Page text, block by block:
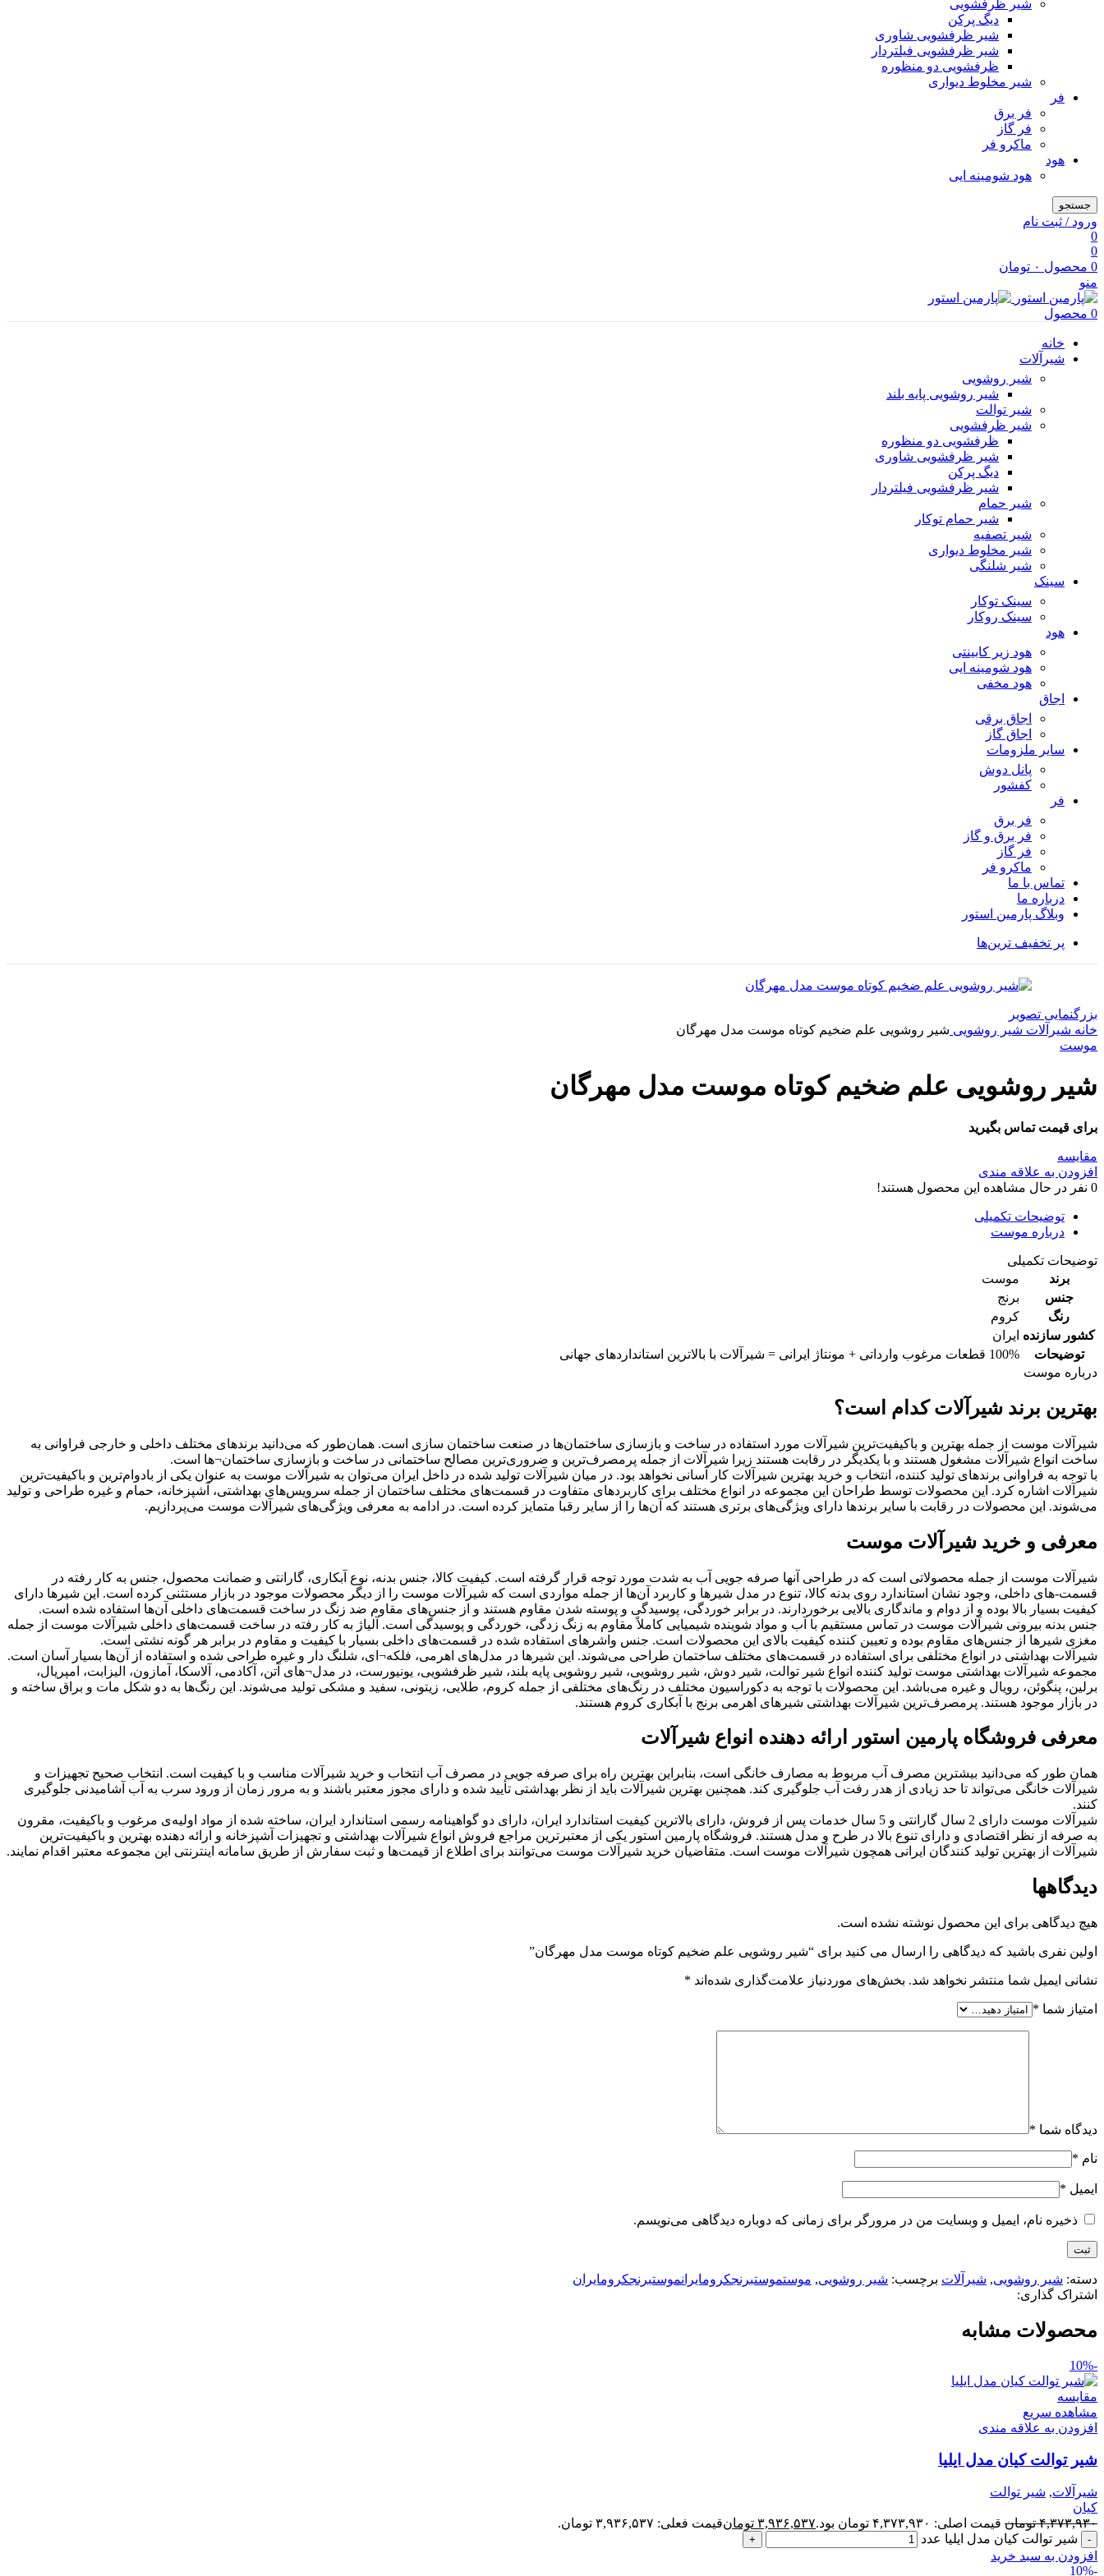
شیر ظرفشویی
دیگ پرکن
شیر ظرفشویی شاوری
شیر ظرفشویی فیلتردار
ظرفشویی دو منظوره
شیر مخلوط دیواری
فر
فر برق
فر گاز
ماكرو فر
هود
هود شومینه ایی
جستجو
ورود / ثبت نام
0
0
0 محصول ۰ تومان
منو
0 محصول
خانه
شیرآلات
شیر روشویی
شیر روشویی پایه بلند
شیر توالت
شیر ظرفشویی
ظرفشویی دو منظوره
شیر ظرفشویی شاوری
دیگ پرکن
شیر ظرفشویی فیلتردار
شیر حمام
شیر حمام توکار
شیر تصفیه
شیر مخلوط دیواری
شیر شلنگی
سینک
سینک توکار
سینک روکار
هود
هود زیر كابینتی
هود شومینه ایی
هود مخفى
اجاق
اجاق برقى
اجاق گاز
سایر ملزومات
پانل دوش
کفشور
فر
فر برق
فر برق و گاز
فر گاز
ماكرو فر
تماس با ما
درباره ما
وبلاگ پارمین استور
پر تخفیف ترین‌ها
بزرگنمایی تصویر
خانه شیرآلات شیر روشویی شیر روشویی علم ضخیم کوتاه موست مدل مهرگان
موست
شیر روشویی علم ضخیم کوتاه موست مدل مهرگان
برای قیمت تماس بگیرید
مقایسه
افزودن به علاقه مندی
0 نفر در حال مشاهده این محصول هستند!
توضیحات تکمیلی
درباره موست
توضیحات تکمیلی
برند
موست
جنس
برنج
رنگ
کروم
کشور سازنده ایران
توضیحات
100% قطعات مرغوب وارداتی + مونتاژ ایرانی = شیرآلات با بالاترین استانداردهای جهانی
درباره موست
بهترین برند شیرآلات کدام است؟
شیرآلات موست از جمله بهترین و باکیفیت‌ترین شیرآلات مورد استفاده در ساخت و بازسازی ساختمان‌ها در صنعت ساختمان سازی است. همان‌طور که می‌دانید برندهای مختلف داخلی و خارجی فراوانی به
ساخت انواع شیرآلات مشغول هستند و با یکدیگر در رقابت هستند زیرا شیرآلات از جمله پرمصرف‌ترین و ضروری‌ترین مصالح ساختمانی در ساخت و بازسازی ساختمان¬ها است.
با توجه به فراوانی برندهای تولید کننده، انتخاب و خرید بهترین شیرآلات کار آسانی نخواهد بود. در میان شیرآلات تولید شده در داخل ایران می‌توان به شیرآلات موست به عنوان یکی از بادوام‌ترین و باکیفیت‌ترین
شیرآلات اشاره کرد. این محصولات توسط طراحان این مجموعه در انواع مختلف برای کاربردهای متفاوت در قسمت‌های مختلف ساختمان از جمله سرویس‌های بهداشتی، آشپزخانه، حمام و غیره طراحی و تولید
می‌شوند. این محصولات در رقابت با سایر برندها دارای ویژگی‌های برتری هستند که آن‌ها را از سایر رقبا متمایز کرده است. در ادامه به معرفی ویژگی‌های شیرآلات موست می‌پردازیم.
معرفی و خرید شیرآلات موست
شیرآلات موست از جمله محصولاتی است که در طراحی آنها صرفه جویی آب به شدت مورد توجه قرار گرفته است. کیفیت کالا، جنس بدنه، نوع آبکاری، گارانتی و ضمانت محصول، جنس به کار رفته در
قسمت-های داخلی، وجود نشان استاندارد روی بدنه کالا، تنوع در مدل شیرها و کاربرد آن‌ها از جمله مواردی است که شیرآلات موست را از دیگر محصولات موجود در بازار مستثنی کرده است. این شیرها دارای
کیفیت بسیار بالا بوده و از دوام و ماندگاری بالایی برخوردارند. در برابر خوردگی، پوسیدگی و پوسته شدن مقاوم هستند و از جنس‌های مقاوم ضد زنگ در ساخت قسمت‌های داخلی آن‌ها استفاده شده است.
جنس بدنه بیرونی شیرآلات موست در تماس مستقیم با آب و مواد شوینده شیمیایی کاملاً مقاوم به زنگ زدگی، خوردگی و پوسیدگی است. آلیاژ به کار رفته در ساخت قسمت‌های داخلی شیرآلات موست از جمله
مغزی شیرها از جنس‌های مقاوم بوده و تعیین کننده کیفیت بالای این محصولات است. جنس واشرهای استفاده شده در قسمت‌های داخلی بسیار با کیفیت و مقاوم در برابر هر گونه نشتی است.
شیرآلات بهداشتی در انواع مختلفی برای استفاده در قسمت‌های مختلف ساختمان طراحی می‌شوند. این شیرها در مدل‌های اهرمی، فلکه¬ای، شلنگ دار و غیره طراحی شده و استفاده از آن‌ها بسیار آسان است.
مجموعه شیرآلات بهداشتی موست تولید کننده انواع شیر توالت، شیر دوش، شیر روشویی، شیر روشویی پایه بلند، شیر ظرفشویی، یونیورست، در مدل¬های آتن، آکادمی، آلاسکا، آمازون، الیزابت، امپریال،
برلین، پنگوئن، رویال و غیره می‌باشد. این محصولات با توجه به دکوراسیون مختلف در رنگ‌های مختلفی از جمله کروم، طلایی، زیتونی، سفید و مشکی تولید می‌شوند. این رنگ‌ها به دو شکل مات و براق ساخته و
در بازار موجود هستند. پرمصرف‌ترین شیرآلات بهداشتی شیرهای اهرمی برنج با آبکاری کروم هستند.
معرفی فروشگاه پارمین استور ارائه دهنده انواع شیرآلات
همان طور که می‌دانید بیشترین مصرف آب مربوط به مصارف خانگی است، بنابراین بهترین راه برای صرفه جویی در مصرف آب انتخاب و خرید شیرآلات مناسب و با کیفیت است. انتخاب صحیح تجهیزات و
شیرآلات خانگی می‌تواند تا حد زیادی از هدر رفت آب جلوگیری کند. همچنین بهترین شیرآلات باید از نظر بهداشتی تأیید شده و دارای مجوز معتبر باشند و به مرور زمان از ورود سرب به آب آشامیدنی جلوگیری
کنند.
شیرآلات موست دارای 2 سال گارانتی و 5 سال خدمات پس از فروش، دارای بالاترین کیفیت استاندارد ایران، دارای دو گواهینامه رسمی استاندارد ایران، ساخته شده از مواد اولیه‌ی مرغوب و باکیفیت، مقرون
به صرفه از نظر اقتصادی و دارای تنوع بالا در طرح و مدل هستند. فروشگاه پارمین استور یکی از معتبرترین مراجع فروش انواع شیرآلات بهداشتی و تجهیزات آشپزخانه و ارائه دهنده بهترین و باکیفیت‌ترین
شیرآلات از بهترین تولید کنندگان ایرانی همچون شیرآلات موست است. متقاضیان خرید شیرآلات موست می‌توانند برای اطلاع از قیمت‌ها و ثبت سفارش از طریق سامانه اینترنتی این مجموعه معتبر اقدام نمایند.
دیدگاهها
هیچ دیدگاهی برای این محصول نوشته نشده است.
اولین نفری باشید که دیدگاهی را ارسال می کنید برای “شیر روشویی علم ضخیم کوتاه موست مدل مهرگان”
نشانی ایمیل شما منتشر نخواهد شد. بخش‌های موردنیاز علامت‌گذاری شده‌اند *
امتیاز شما *
دیدگاه شما *
نام *
ایمیل *
ذخیره نام، ایمیل و وبسایت من در مرورگر برای زمانی که دوباره دیدگاهی می‌نویسم.
دسته: شیر روشویی, شیرآلات برچسب: شیر روشویی, موستموستبرنجکرومایرانموستبرنجکرومایران
اشتراک گذاری:
محصولات مشابه
-10%
مقایسه
مشاهده سریع
افزودن به علاقه مندی
شیر توالت کیان مدل ایلیا
شیرآلات, شیر توالت
کیان
۴,۳۷۳,۹۳۰ تومان قیمت اصلی: ۴,۳۷۳,۹۳۰ تومان بود. ۳,۹۳۶,۵۳۷ تومانقیمت فعلی: ۳,۹۳۶,۵۳۷ تومان.
شیر توالت کیان مدل ایلیا عدد
افزودن به سبد خرید
-10%